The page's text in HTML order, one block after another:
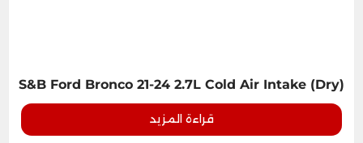
S&B Ford Bronco 21-24 2.7L Cold Air Intake (Dry)
قراءة المزيد